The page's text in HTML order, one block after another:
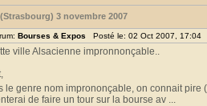
3 novembre 2007
Bourses & Expos Posté le: 02 Oct 2007,
ville Alsacienne impronnonçable..
le genre nom imprononçable, on connait
de faire un tour sur la bourse av ...